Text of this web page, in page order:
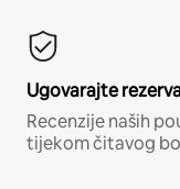
Ugovarajte
Recenzije naših
tijekom čitavog